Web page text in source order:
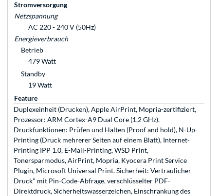
Stromversorgung
Netzspannung
AC 220 - 240 V (50Hz)
Energieverbrauch
Betrieb
479 Watt
Standby
19 Watt
Feature
Duplexeinheit (Drucken), Apple AirPrint, Mopria-zertifiziert,
Prozessor: ARM Cortex-A9 Dual Core (1,2 GHz).
Druckfunktionen: Prüfen und Halten (Proof and hold), N-Up-
Printing (Druck mehrerer Seiten auf einem Blatt), Internet-
Printing IPP 1.0, E-Mail-Printing, WSD Print,
Tonersparmodus, AirPrint, Mopria, Kyocera Print Service
Plugin, Microsoft Universal Print. Sicherheit: Vertraulicher
Druck" mit Pin-Code-Abfrage, verschlüsselter PDF-
Direktdruck, Sicherheitswasserzeichen, Einschränkung des